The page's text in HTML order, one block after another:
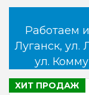
Работаем
Луганск, ул.
ул.
ХИТ ПРОДАЖ